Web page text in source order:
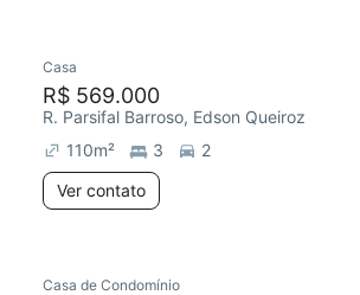
Casa
R$ 569.000
R. Parsifal Barroso, Edson Queiroz
110m² 3
2
Ver contato
Casa de Condomínio